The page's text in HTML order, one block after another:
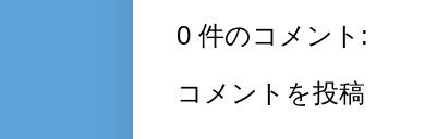
0 件のコメント:
コメントを投稿